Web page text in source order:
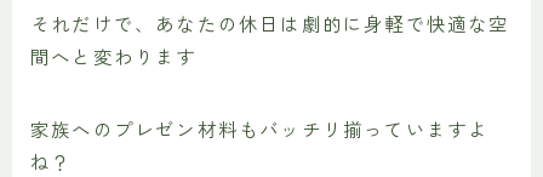
それだけで、あなたの休日は劇的に身軽で快適な空
間へと変わります
家族へのプレゼン材料もバッチリ揃っていますよ
ね？